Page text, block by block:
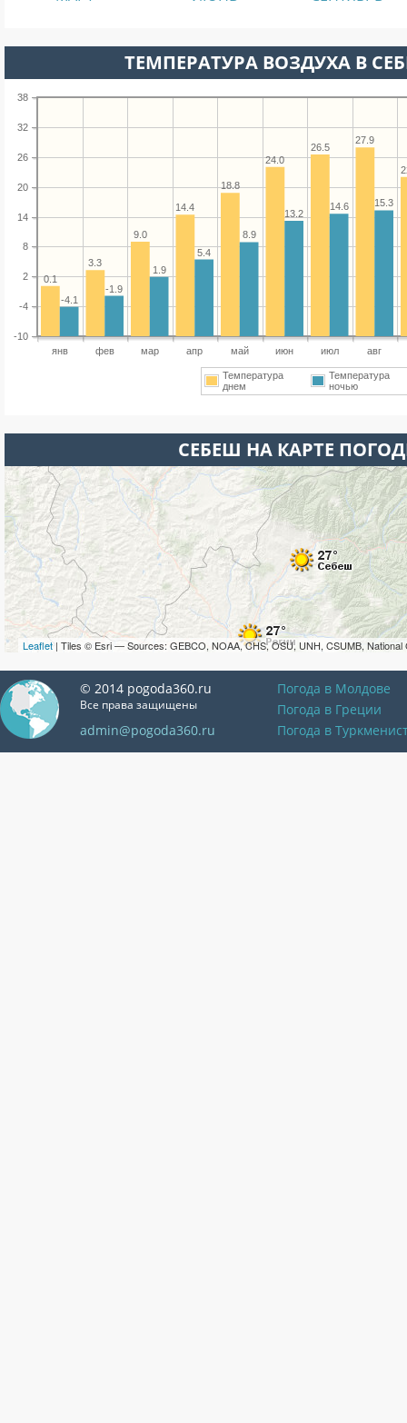
ТЕМПЕРАТУРА ВОЗДУХА В
янв фев мар апр май июн июл авг
-10
-4
2
8
14
20
26
32
38
27.9
26.5
24.0
18.8
14.4
9.0
3.3
0.1
15.3
14.6
13.2
8.9
5.4
1.9
-1.9
-4.1
Температура
днем
Температура
ночью
СЕБЕШ НА КАРТЕ
Leaflet | Tiles © Esri — Sources: GEBCO, NOAA, CHS, OSU, UNH, CSUMB, National
© 2014 pogoda360.ru
Все права защищены
admin@pogoda360.ru
Погода в Молдове
Погода в Греции
Погода в